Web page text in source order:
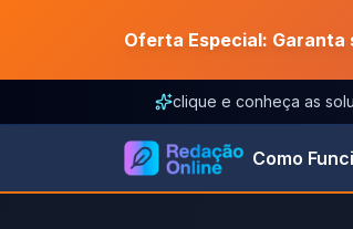
Oferta Especial: Garanta
clique e conheça as
Como